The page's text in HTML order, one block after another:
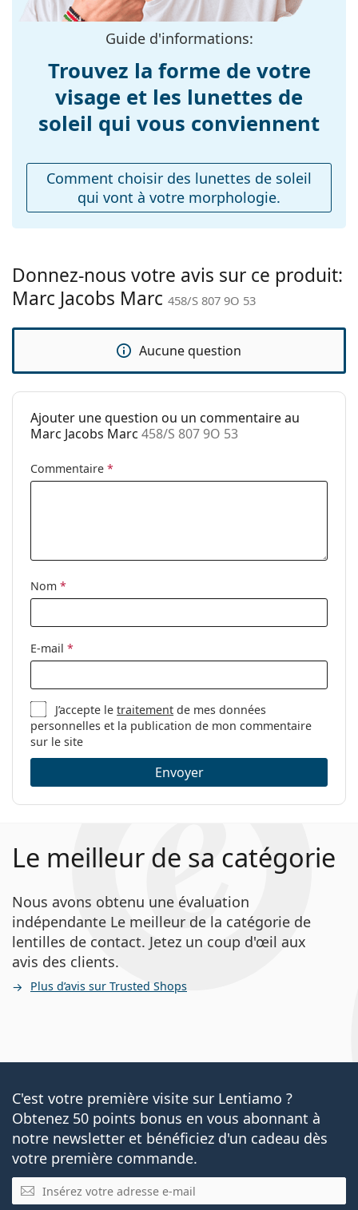
peuvent être livrés avec un sac en tissu au lieu d'un
chiffon.
découvrir d'autres modèles de marques populaires.
Largeur:
139 mm
140 mm
Largeur du pont:
19 mm
Non
Accessoires
Tissu de
nettoyage:
Oui
Pour femmes
Catégorie:
Lunettes de soleil
Utilisation:
Mode
Guide d'informations:
Trouvez la forme de votre
visage et les lunettes de
soleil qui vous conviennent
Comment choisir des lunettes de soleil
qui vont à votre morphologie.
Donnez-nous votre avis sur ce produit:
Marc Jacobs Marc 458/S 807 9O 53
Aucune question
Ajouter une question ou un commentaire au
Marc Jacobs Marc 458/S 807 9O 53
Commentaire *
Nom *
E-mail *
J’accepte letraitement de mes données
personnelles et la publication de mon commentaire
sur le site
Envoyer
Le meilleur de sa catégorie
Nous avons obtenu une évaluation
indépendante Le meilleur de la catégorie de
lentilles de contact. Jetez un coup d'œil aux
avis des clients.
Plus d’avis sur Trusted Shops
C'est votre première visite sur Lentiamo ?
Obtenez 50 points bonus en vous abonnant à
notre newsletter et bénéficiez d'un cadeau dès
votre première commande.
E-mail